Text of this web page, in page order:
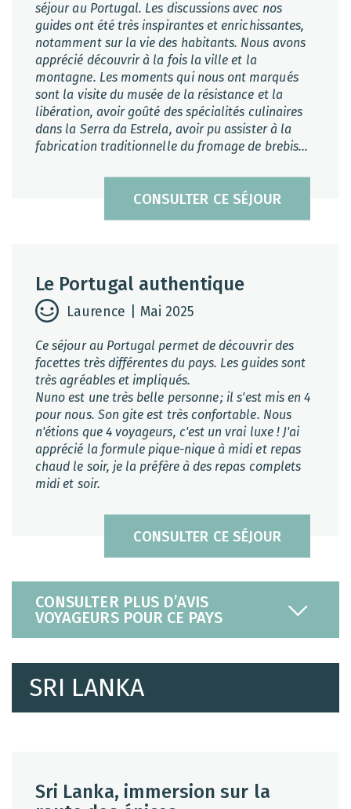
CONSULTER CE SÉJOUR
séjour au Portugal. Les discussions avec nos
guides ont été très inspirantes et enrichissantes,
notamment sur la vie des habitants. Nous avons
apprécié découvrir à la fois la ville et la
montagne. Les moments qui nous ont marqués
sont la visite du musée de la résistance et la
libération, avoir goûté des spécialités culinaires
dans la Serra da Estrela, avoir pu assister à la
fabrication traditionnelle du fromage de brebis...
Le Portugal authentique
Laurence | Mai 2025
CONSULTER CE SÉJOUR
Ce séjour au Portugal permet de découvrir des
facettes très différentes du pays. Les guides sont
très agréables et impliqués.
Nuno est une très belle personne ; il s'est mis en 4
pour nous. Son gite est très confortable. Nous
n'étions que 4 voyageurs, c'est un vrai luxe ! J'ai
apprécié la formule pique-nique à midi et repas
chaud le soir, je la préfère à des repas complets
midi et soir.
CONSULTER PLUS D’AVIS
VOYAGEURS POUR CE PAYS
SRI LANKA
Sri Lanka, immersion sur la